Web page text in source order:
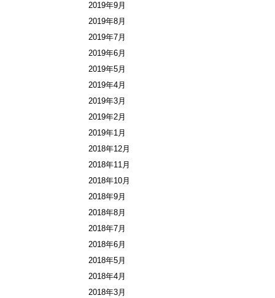
2019年9月
2019年8月
2019年7月
2019年6月
2019年5月
2019年4月
2019年3月
2019年2月
2019年1月
2018年12月
2018年11月
2018年10月
2018年9月
2018年8月
2018年7月
2018年6月
2018年5月
2018年4月
2018年3月